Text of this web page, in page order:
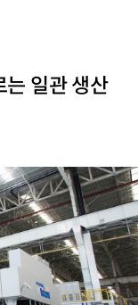
는 일관 생산